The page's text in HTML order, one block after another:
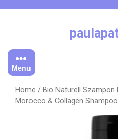
Menu
Home / Bio Naturell Szampon
Morocco & Collagen